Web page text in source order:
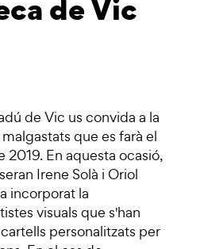
de Vic
de Vic us convida a la
que es farà el
En aquesta ocasió,
Irene Solà i Oriol
incorporat la
visuals que s'han
personalitzats per